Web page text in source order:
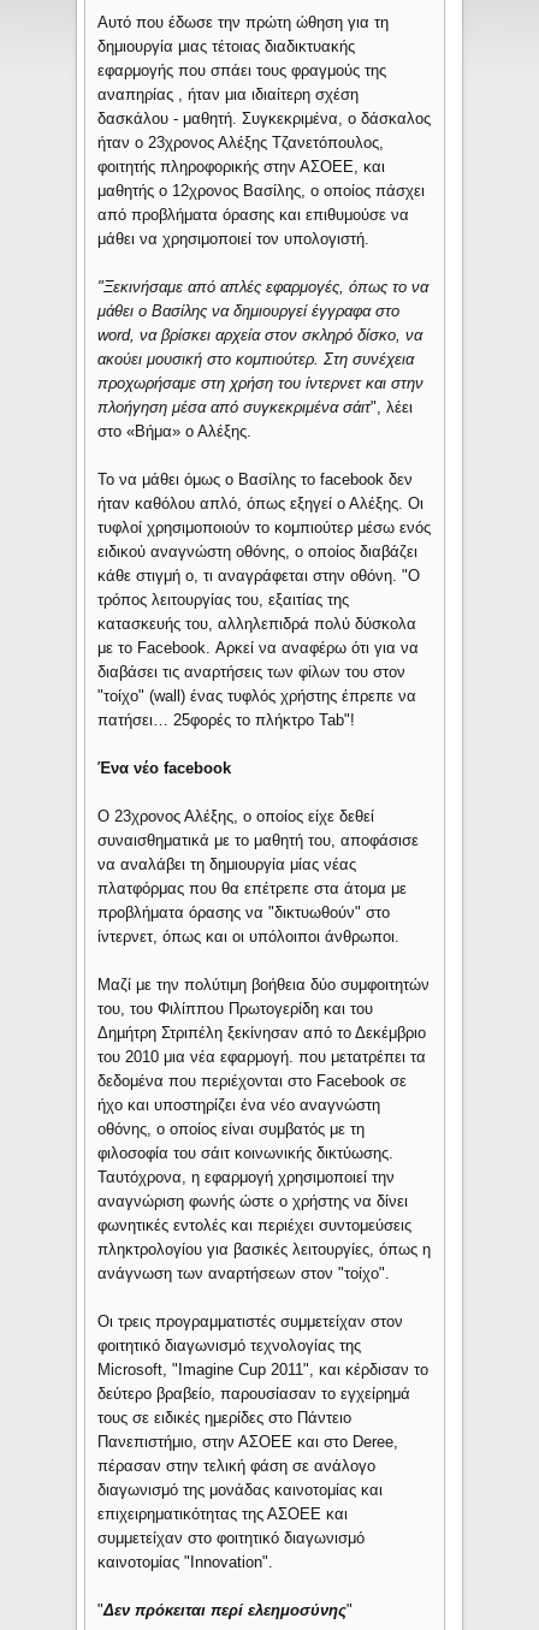
Αυτό που έδωσε την πρώτη ώθηση για τη
δημιουργία μιας τέτοιας διαδικτυακής
εφαρμογής που σπάει τους φραγμούς της
αναπηρίας , ήταν μια ιδιαίτερη σχέση
δασκάλου - μαθητή. Συγκεκριμένα, ο δάσκαλος
ήταν ο 23χρονος Αλέξης Τζανετόπουλος,
φοιτητής πληροφορικής στην ΑΣΟΕΕ, και
μαθητής ο 12χρονος Βασίλης, ο οποίος πάσχει
από προβλήματα όρασης και επιθυμούσε να
μάθει να χρησιμοποιεί τον υπολογιστή.
"Ξεκινήσαμε από απλές εφαρμογές, όπως το να
μάθει ο Βασίλης να δημιουργεί έγγραφα στο
word, να βρίσκει αρχεία στον σκληρό δίσκο, να
ακούει μουσική στο κομπιούτερ. Στη συνέχεια
προχωρήσαμε στη χρήση του ίντερνετ και στην
πλοήγηση μέσα από συγκεκριμένα σάιτ", λέει
στο «Βήμα» ο Αλέξης.
Το να μάθει όμως ο Βασίλης το facebook δεν
ήταν καθόλου απλό, όπως εξηγεί ο Αλέξης. Οι
τυφλοί χρησιμοποιούν το κομπιούτερ μέσω ενός
ειδικού αναγνώστη οθόνης, ο οποίος διαβάζει
κάθε στιγμή ο, τι αναγράφεται στην οθόνη. "Ο
τρόπος λειτουργίας του, εξαιτίας της
κατασκευής του, αλληλεπιδρά πολύ δύσκολα
με το Facebook. Αρκεί να αναφέρω ότι για να
διαβάσει τις αναρτήσεις των φίλων του στον
"τοίχο" (wall) ένας τυφλός χρήστης έπρεπε να
πατήσει… 25φορές το πλήκτρο Tab"!
Ένα νέο facebook
Ο 23χρονος Αλέξης, ο οποίος είχε δεθεί
συναισθηματικά με το μαθητή του, αποφάσισε
να αναλάβει τη δημιουργία μίας νέας
πλατφόρμας που θα επέτρεπε στα άτομα με
προβλήματα όρασης να "δικτυωθούν" στο
ίντερνετ, όπως και οι υπόλοιποι άνθρωποι.
Μαζί με την πολύτιμη βοήθεια δύο συμφοιτητών
του, του Φιλίππου Πρωτογερίδη και του
Δηµήτρη Στριπέλη ξεκίνησαν από το Δεκέμβριο
του 2010 μια νέα εφαρμογή. που μετατρέπει τα
δεδομένα που περιέχονται στο Facebook σε
ήχο και υποστηρίζει ένα νέο αναγνώστη
οθόνης, ο οποίος είναι συμβατός με τη
φιλοσοφία του σάιτ κοινωνικής δικτύωσης.
Ταυτόχρονα, η εφαρμογή χρησιμοποιεί την
αναγνώριση φωνής ώστε ο χρήστης να δίνει
φωνητικές εντολές και περιέχει συντομεύσεις
πληκτρολογίου για βασικές λειτουργίες, όπως η
ανάγνωση των αναρτήσεων στον "τοίχο".
Οι τρεις προγραμματιστές συμμετείχαν στον
φοιτητικό διαγωνισμό τεχνολογίας της
Microsoft, "Imagine Cup 2011", και κέρδισαν το
δεύτερο βραβείο, παρουσίασαν το εγχείρημά
τους σε ειδικές ημερίδες στο Πάντειο
Πανεπιστήμιο, στην ΑΣΟΕΕ και στο Deree,
πέρασαν στην τελική φάση σε ανάλογο
διαγωνισμό της μονάδας καινοτομίας και
επιχειρηματικότητας της ΑΣΟΕΕ και
συμμετείχαν στο φοιτητικό διαγωνισμό
καινοτομίας "Innovation".
"Δεν πρόκειται περί ελεημοσύνης"